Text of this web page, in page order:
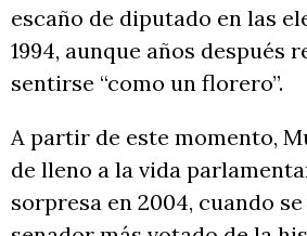
escaño de diputado en las
1994, aunque años después
sentirse “como un florero”.
A partir de este momento,
de lleno a la vida
sorpresa en 2004, cuando